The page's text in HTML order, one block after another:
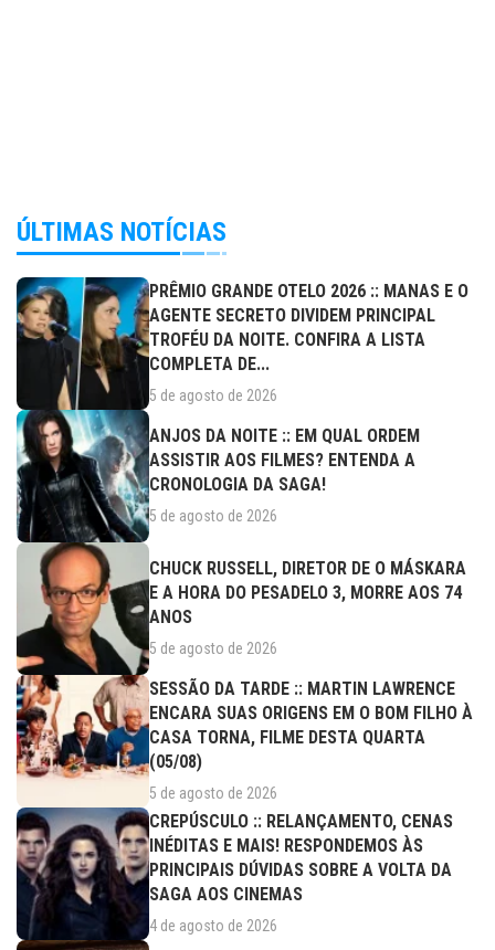
ÚLTIMAS NOTÍCIAS
PRÊMIO GRANDE OTELO 2026 :: MANAS E O
AGENTE SECRETO DIVIDEM PRINCIPAL
TROFÉU DA NOITE. CONFIRA A LISTA
COMPLETA DE...
5 de agosto de 2026
ANJOS DA NOITE :: EM QUAL ORDEM
ASSISTIR AOS FILMES? ENTENDA A
CRONOLOGIA DA SAGA!
5 de agosto de 2026
CHUCK RUSSELL, DIRETOR DE O MÁSKARA
E A HORA DO PESADELO 3, MORRE AOS 74
ANOS
5 de agosto de 2026
SESSÃO DA TARDE :: MARTIN LAWRENCE
ENCARA SUAS ORIGENS EM O BOM FILHO À
CASA TORNA, FILME DESTA QUARTA
(05/08)
5 de agosto de 2026
CREPÚSCULO :: RELANÇAMENTO, CENAS
INÉDITAS E MAIS! RESPONDEMOS ÀS
PRINCIPAIS DÚVIDAS SOBRE A VOLTA DA
SAGA AOS CINEMAS
4 de agosto de 2026